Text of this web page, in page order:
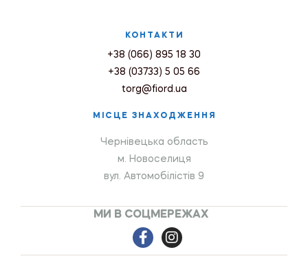
КОНТАКТИ
+38 (066) 895 18 30
+38 (03733) 5 05 66
torg@fiord.ua
МІСЦЕ ЗНАХОДЖЕННЯ
Чернівецька область
м. Новоселиця
вул. Автомобілістів 9
МИ В СОЦМЕРЕЖАХ